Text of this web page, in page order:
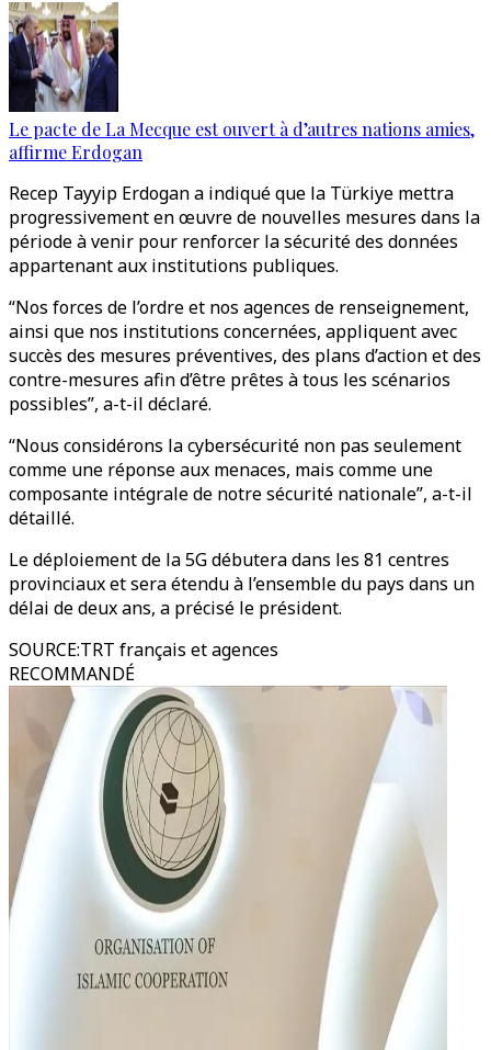
Le pacte de La Mecque est ouvert à d’autres nations amies,
affirme Erdogan
Recep Tayyip Erdogan a indiqué que la Türkiye mettra
progressivement en œuvre de nouvelles mesures dans la
période à venir pour renforcer la sécurité des données
appartenant aux institutions publiques.
“Nos forces de l’ordre et nos agences de renseignement,
ainsi que nos institutions concernées, appliquent avec
succès des mesures préventives, des plans d’action et des
contre-mesures afin d’être prêtes à tous les scénarios
possibles”, a-t-il déclaré.
“Nous considérons la cybersécurité non pas seulement
comme une réponse aux menaces, mais comme une
composante intégrale de notre sécurité nationale”, a-t-il
détaillé.
Le déploiement de la 5G débutera dans les 81 centres
provinciaux et sera étendu à l’ensemble du pays dans un
délai de deux ans, a précisé le président.
SOURCE:TRT français et agences
RECOMMANDÉ